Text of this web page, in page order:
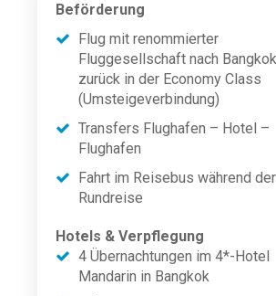
Beförderung
Flug mit renommierter
Fluggesellschaft nach
zurück in der Economy Class
(Umsteigeverbindung)
Transfers Flughafen – Hotel –
Flughafen
Fahrt im Reisebus während der
Rundreise
Hotels & Verpflegung
4 Übernachtungen im 4*-Hotel
Mandarin in Bangkok